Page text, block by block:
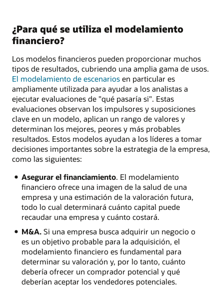
¿Para qué se utiliza el modelamiento
financiero?
Los modelos financieros pueden proporcionar muchos
tipos de resultados, cubriendo una amplia gama de usos.
El modelamiento de escenarios en particular es
ampliamente utilizada para ayudar a los analistas a
ejecutar evaluaciones de "qué pasaría si". Estas
evaluaciones observan los impulsores y suposiciones
clave en un modelo, aplican un rango de valores y
determinan los mejores, peores y más probables
resultados. Estos modelos ayudan a los líderes a tomar
decisiones importantes sobre la estrategia de la empresa,
como las siguientes:
Asegurar el financiamiento. El modelamiento
financiero ofrece una imagen de la salud de una
empresa y una estimación de la valoración futura,
todo lo cual determinará cuánto capital puede
recaudar una empresa y cuánto costará.
M&A.Si una empresa busca adquirir un negocio o
es un objetivo probable para la adquisición, el
modelamiento financiero es fundamental para
determinar su valoración y, por lo tanto, cuánto
debería ofrecer un comprador potencial y qué
deberían aceptar los vendedores potenciales.